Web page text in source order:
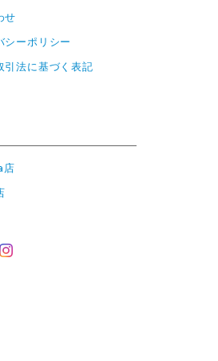
せ
シーポリシー
引法に基づく表記
店